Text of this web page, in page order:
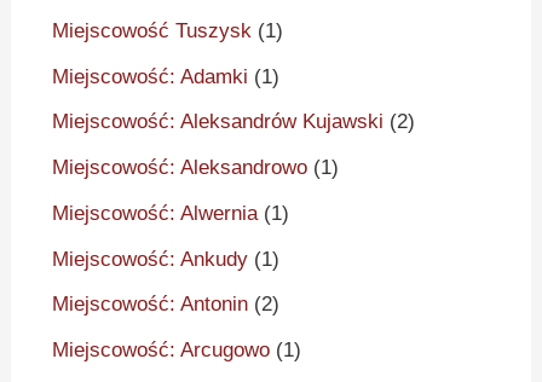
Miejscowość Tuszysk (1)
Miejscowość: Adamki (1)
Miejscowość: Aleksandrów Kujawski (2)
Miejscowość: Aleksandrowo (1)
Miejscowość: Alwernia(1)
Miejscowość: Ankudy (1)
Miejscowość: Antonin (2)
Miejscowość: Arcugowo (1)